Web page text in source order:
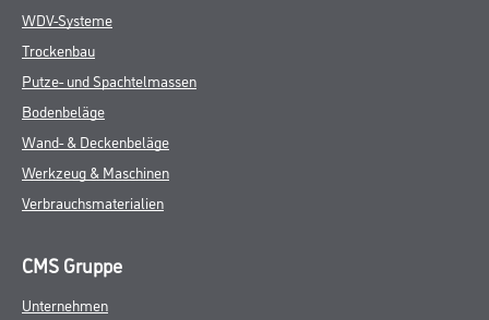
WDV-Systeme
Trockenbau
Putze- und Spachtelmassen
Bodenbeläge
Wand- & Deckenbeläge
Werkzeug & Maschinen
Verbrauchsmaterialien
CMS Gruppe
Unternehmen